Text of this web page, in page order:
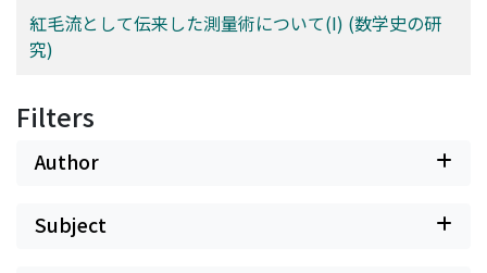
紅毛流として伝来した測量術について(I) (数学史の研
究)
Filters
Author
Subject